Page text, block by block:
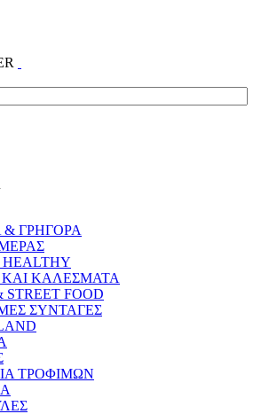
ΓΡΗΓΟΡΑ
ΚΑΙ ΚΑΛΕΣΜΑΤΑ
FOOD
ΣΥΝΤΑΓΕΣ
ΤΡΟΦΙΜΩΝ